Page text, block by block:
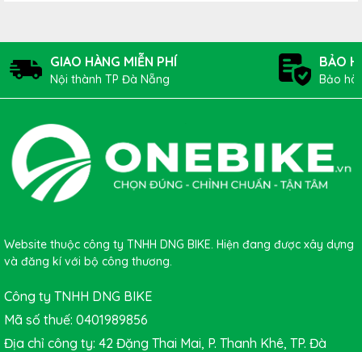
Chỉ tương thích vớicối freehub MicroSpline
Nên sử dụng đồng bộ với xích và hệ truyền động Shimano để
đạt hiệu suất tốt nhất.
Bảo dưỡng định kỳ, làm sạch và bôi trơn líp để kéo dài tuổi
GIAO HÀNG MIỄN PHÍ
Nội thành TP Đà Nẵng
BẢO
Bảo
Website thuộc công ty TNHH DNG BIKE. Hiện đang được xây dựng
và đăng kí với bộ công thương.
Công ty TNHH DNG BIKE
Mã số thuế: 0401989856
Địa chỉ công ty: 42 Đặng Thai Mai, P. Thanh Khê, TP. Đà